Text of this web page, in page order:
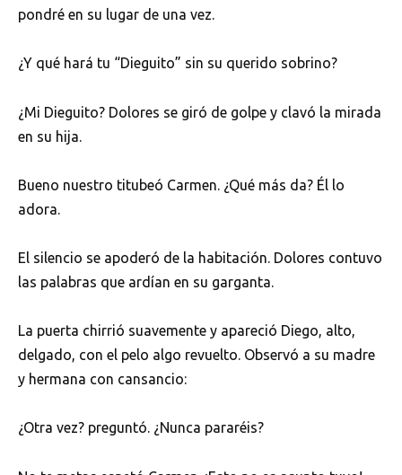
pondré en su lugar de una vez.
¿Y qué hará tu “Dieguito” sin su querido sobrino?
¿Mi Dieguito? Dolores se giró de golpe y clavó la mirada
en su hija.
Bueno nuestro titubeó Carmen. ¿Qué más da? Él lo
adora.
El silencio se apoderó de la habitación. Dolores contuvo
las palabras que ardían en su garganta.
La puerta chirrió suavemente y apareció Diego, alto,
delgado, con el pelo algo revuelto. Observó a su madre
y hermana con cansancio:
¿Otra vez? preguntó. ¿Nunca pararéis?